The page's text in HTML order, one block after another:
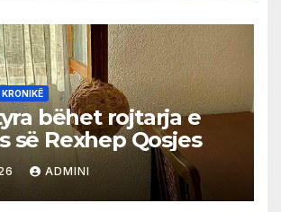
KRONIKË
bëhet rojtarja e
së Rexhep Qosjes
ADMINI